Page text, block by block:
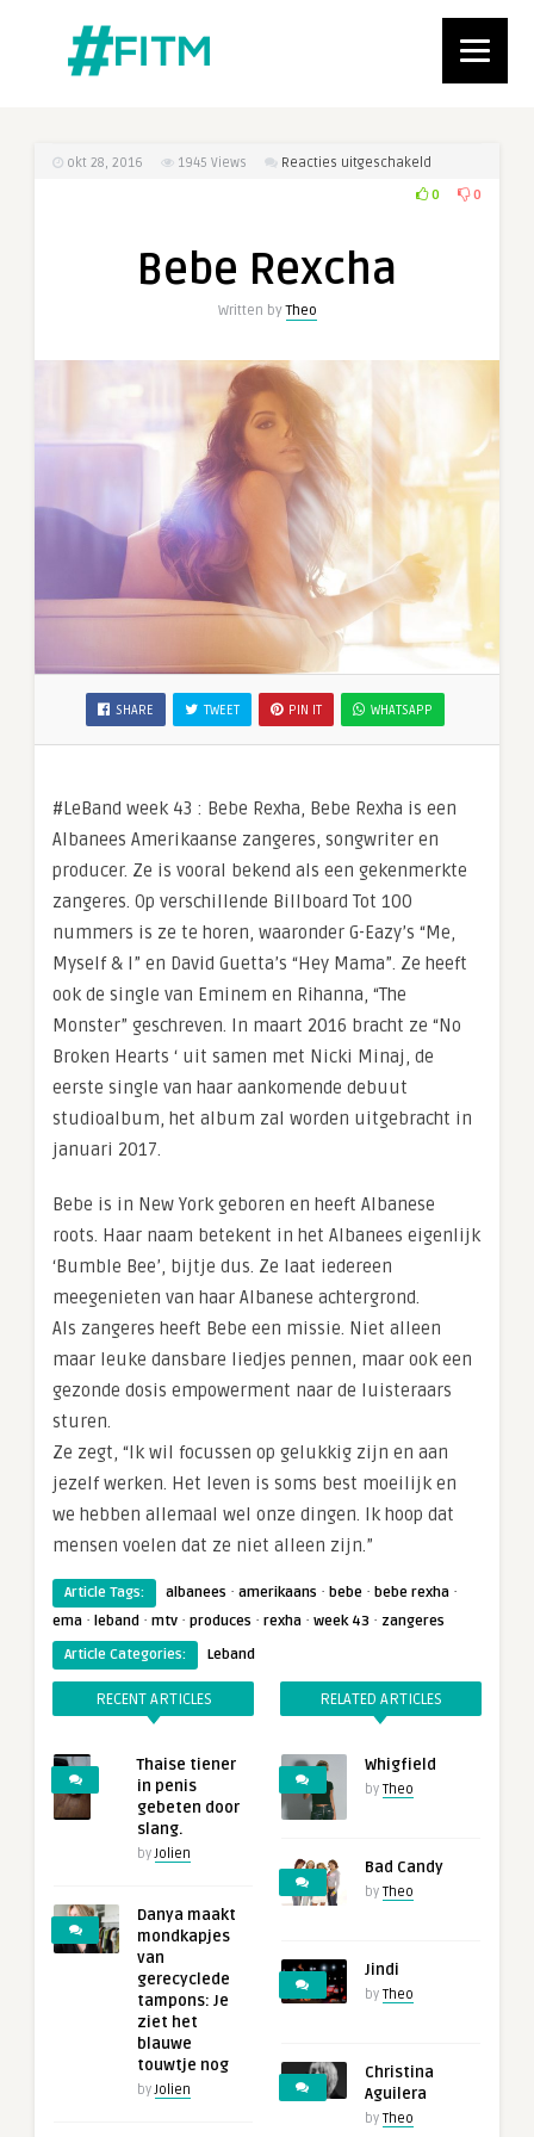
okt 28, 2016 1945 Views Reacties uitgeschakeld
Bebe
0 0
Bebe Rexcha
Written byTheo
SHARE TWEET PIN IT WHATSAPP
#LeBand week 43 : Bebe Rexha, Bebe Rexha is een
Albanees Amerikaanse zangeres, songwriter en
producer. Ze is vooral bekend als een gekenmerkte
zangeres. Op verschillende Billboard Tot 100
nummers is ze te horen, waaronder G-Eazy’s “Me,
Myself & I” en David Guetta’s “Hey Mama”. Ze heeft
ook de single van Eminem en Rihanna, “The
Monster” geschreven. In maart 2016 bracht ze “No
Broken Hearts ‘ uit samen met Nicki Minaj, de
eerste single van haar aankomende debuut
studioalbum, het album zal worden uitgebracht in
januari 2017.
Bebe is in New York geboren en heeft Albanese
roots. Haar naam betekent in het Albanees eigenlijk
‘Bumble Bee’, bijtje dus. Ze laat iedereen
meegenieten van haar Albanese achtergrond.
Als zangeres heeft Bebe een missie. Niet alleen
maar leuke dansbare liedjes pennen, maar ook een
gezonde dosis empowerment naar de luisteraars
sturen.
Ze zegt, “Ik wil focussen op gelukkig zijn en aan
jezelf werken. Het leven is soms best moeilijk en
we hebben allemaal wel onze dingen. Ik hoop dat
mensen voelen dat ze niet alleen zijn.”
Article Tags: albanees · amerikaans · bebe · bebe rexha ·
ema · leband · mtv · produces · rexha · week 43 · zangeres
Article Categories:
Leband
RECENT ARTICLES
Thaise tiener
in penis
gebeten door
slang.
byJolien
Danya maakt
mondkapjes
van
gerecyclede
tampons: Je
ziet het
blauwe
touwtje nog
byJolien
RELATED ARTICLES
Whigfield
by Theo
Bad Candy
by Theo
Jindi
by Theo
Christina
Aguilera
by Theo